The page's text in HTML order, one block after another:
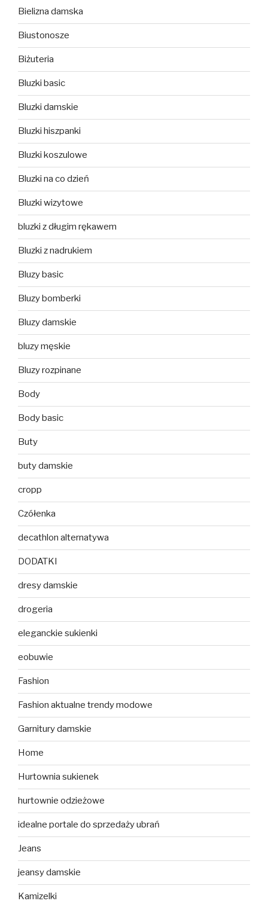
Bielizna damska
Biustonosze
Biżuteria
Bluzki basic
Bluzki damskie
Bluzki hiszpanki
Bluzki koszulowe
Bluzki na co dzień
Bluzki wizytowe
bluzki z długim rękawem
Bluzki z nadrukiem
Bluzy basic
Bluzy bomberki
Bluzy damskie
bluzy męskie
Bluzy rozpinane
Body
Body basic
Buty
buty damskie
cropp
Czółenka
decathlon alternatywa
DODATKI
dresy damskie
drogeria
eleganckie sukienki
eobuwie
Fashion
Fashion aktualne trendy modowe
Garnitury damskie
Home
Hurtownia sukienek
hurtownie odzieżowe
idealne portale do sprzedaży ubrań
Jeans
jeansy damskie
Kamizelki